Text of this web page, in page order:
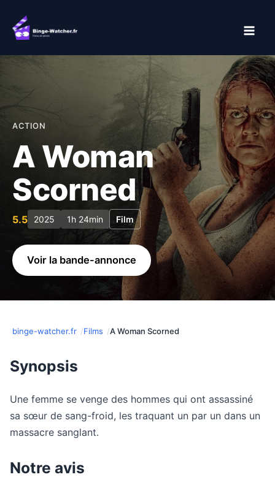
contenu
ACTION
A Woman
Scorned
5.5 2025 1h 24min Film
Voir la bande-annonce
binge-watcher.fr Films A Woman Scorned
Synopsis
Une femme se venge des hommes qui ont assassiné
sa sœur de sang-froid, les traquant un par un dans un
massacre sanglant.
Notre avis